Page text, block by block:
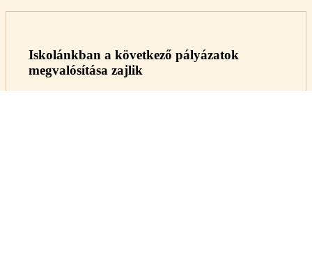
Iskolánkban a következő pályázatok
megvalósítása zajlik